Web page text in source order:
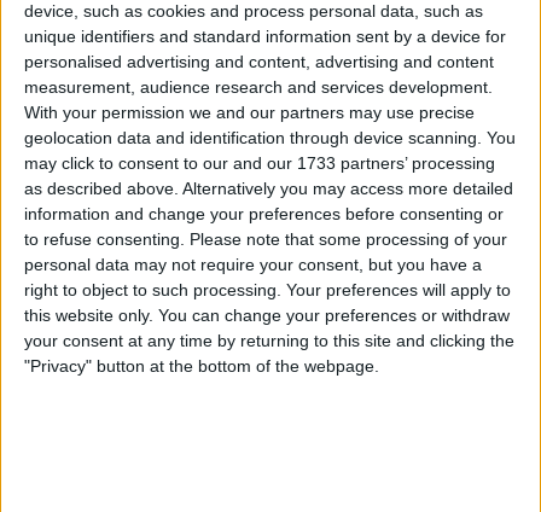
device, such as cookies and process personal data, such as
unique identifiers and standard information sent by a device for
personalised advertising and content, advertising and content
measurement, audience research and services development.
With your permission we and our partners may use precise
geolocation data and identification through device scanning. You
may click to consent to our and our 1733 partners’ processing
as described above. Alternatively you may access more detailed
information and change your preferences before consenting or
to refuse consenting. Please note that some processing of your
personal data may not require your consent, but you have a
right to object to such processing. Your preferences will apply to
this website only. You can change your preferences or withdraw
your consent at any time by returning to this site and clicking the
"Privacy" button at the bottom of the webpage.
essentiel pour les jeunes dans la région de Roanne,
offrant un soutien et des services essentiels pour
l’insertion professionnelle et sociale. Avec un
engagement à fournir un accompagnement personnalisé
et des services diversifiés, elle joue un rôle crucial dans
la construction d’un avenir plus prometteur pour les
jeunes. Pour toute aide ou information, la Mission Locale
du Roannais se tient prête à accompagner chaque jeune
dans son parcours vers l’autonomie et le succès.